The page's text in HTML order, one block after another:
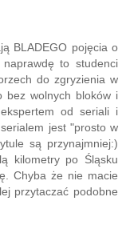
BLADEGO pojęcia o
to studenci
do zgryzienia w
bez wolnych bloków i
od seriali i
jest "prosto w
są przynajmniej:)
kilometry po Śląsku
Chyba że nie macie
przytaczać podobne